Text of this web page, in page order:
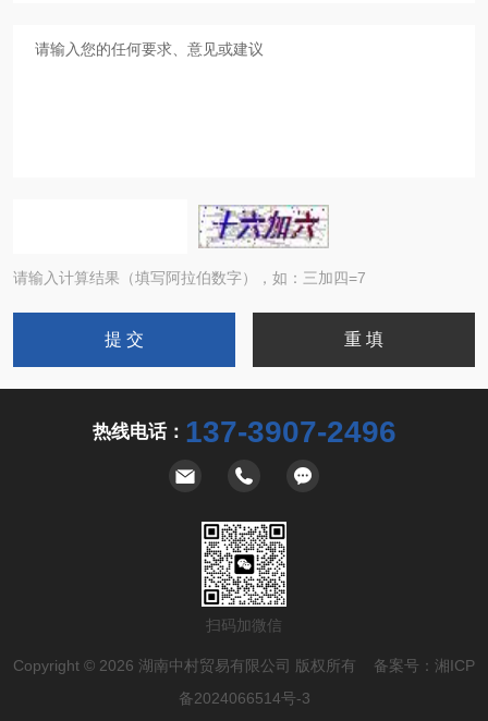
请输入计算结果（填写阿拉伯数字），如：三加四=7
热线电话： 137-3907-2496
扫码加微信
Copyright © 2026 湖南中村贸易有限公司 版权所有 备案号： 湘ICP
备2024066514号-3